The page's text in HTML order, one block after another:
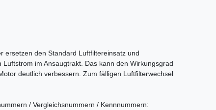
ersetzen den Standard Luftfiltereinsatz und
Luftstrom im Ansaugtrakt. Das kann den Wirkungsgrad
deutlich verbessern. Zum fälligen Luftfilterwechsel
/ Vergleichsnummern / Kennnummern: